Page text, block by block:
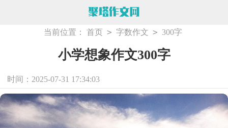
当前位置： 首页 > 字数作文 > 300字
小学想象作文300字
时间：2025-07-31 17:34:03